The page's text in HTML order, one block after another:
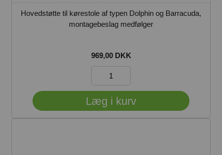
Hovedstøtte til kørestole af typen Dolphin og Barracuda,
montagebeslag medfølger
969,00 DKK